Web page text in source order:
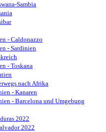
Sambia
- Caldonazzo
- Sardinien
- Toskana
nach Afrika
- Kanaren
- Barcelona und Umgebung
2022
2022